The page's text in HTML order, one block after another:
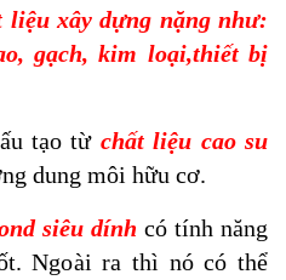
liệu xây dựng nặng như:
gạch, kim loại,thiết bị
tạo từ chất liệu cao su
dung môi hữu cơ.
siêu dính có tính năng
Ngoài ra thì nó có thể